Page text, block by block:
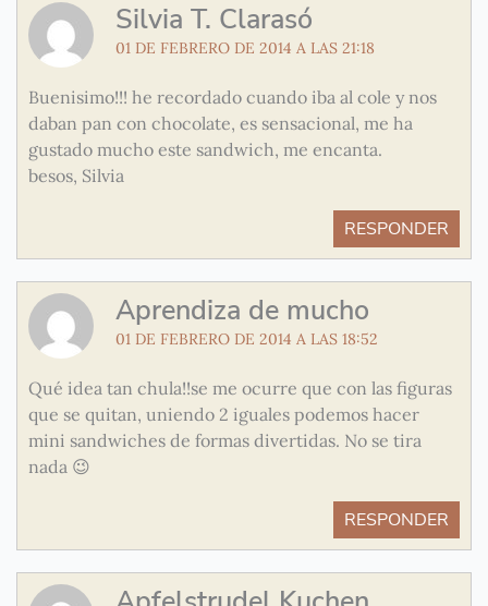
Silvia T. Clarasó
01 DE FEBRERO DE 2014 A LAS 21:18
Buenisimo!!! he recordado cuando iba al cole y nos
daban pan con chocolate, es sensacional, me ha
gustado mucho este sandwich, me encanta.
besos, Silvia
RESPONDER
Aprendiza de mucho
01 DE FEBRERO DE 2014 A LAS 18:52
Qué idea tan chula!!se me ocurre que con las figuras
que se quitan, uniendo 2 iguales podemos hacer
mini sandwiches de formas divertidas. No se tira
nada 😉
RESPONDER